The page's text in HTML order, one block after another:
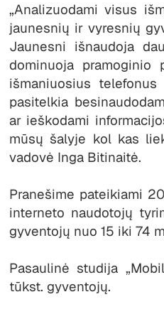
„Analizuodami visus
jaunesnių ir vyresnių
Jaunesni išnaudoja
dominuoja pramoginio
išmaniuosius
pasitelkia
ar ieškodami
mūsų šalyje kol kas
vadovė Inga Bitinaitė.
Pranešime pateikiami
interneto naudotojų
gyventojų nuo 15 iki 74
Pasaulinė studija
tūkst. gyventojų.